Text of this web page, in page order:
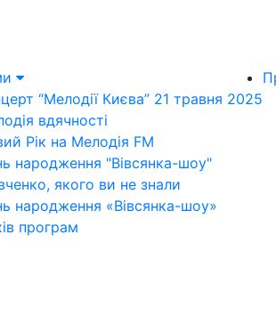
“Мелодії Києва” 21 травня 2025
вдячності
Рік на Мелодія FM
народження "Вівсянка-шоу"
якого ви не знали
народження «Вівсянка-шоу»
програм